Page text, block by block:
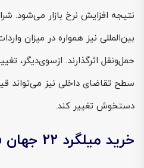
نتیجه افزایش نرخ بازار می‌شود.
بین‌المللی نیز همواره در میزان
حمل‌ونقل اثرگذارند. ازسوی‌دیگر،
سطح تقاضای داخلی نیز می‌تواند
دستخوش تغییر کند.
خرید میلگرد 22 جهان فولاد از فولادسل